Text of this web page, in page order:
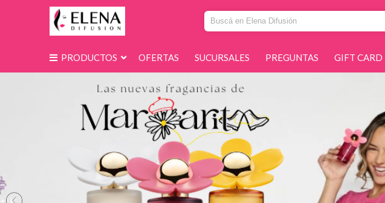
PRODUCTOS OFERTAS SUCURSALES PREGUNTAS GIFT CARD